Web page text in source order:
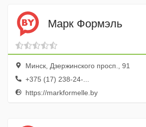
Марк Формэль
Минск, Дзержинского просп., 91
+375 (17) 238-24-...
https://markformelle.by